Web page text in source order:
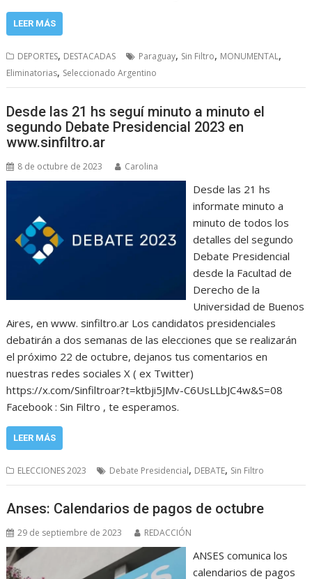
LEER MÁS
DEPORTES, DESTACADAS Paraguay, Sin Filtro, MONUMENTAL,
Eliminatorias, Seleccionado Argentino
Desde las 21 hs seguí minuto a minuto el
segundo Debate Presidencial 2023 en
www.sinfiltro.ar
8 de octubre de 2023 Carolina
Desde las 21 hs
informate minuto a
minuto de todos los
detalles del segundo
Debate Presidencial
desde la Facultad de
Derecho de la
Universidad de Buenos
Aires, en www. sinfiltro.ar Los candidatos presidenciales
debatirán a dos semanas de las elecciones que se realizarán
el próximo 22 de octubre, dejanos tus comentarios en
nuestras redes sociales X ( ex Twitter)
https://x.com/Sinfiltroar?t=ktbji5JMv-C6UsLLbJC4w&S=08
Facebook : Sin Filtro , te esperamos.
LEER MÁS
ELECCIONES 2023 Debate Presidencial, DEBATE, Sin Filtro
Anses: Calendarios de pagos de octubre
29 de septiembre de 2023 REDACCIÓN
ANSES comunica los
calendarios de pagos